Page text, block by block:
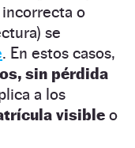
o
se
. En estos casos,
sin pérdida
a los
visible o